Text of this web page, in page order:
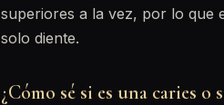
superiores a la vez, por lo que
solo diente.
¿Cómo sé si es una caries o